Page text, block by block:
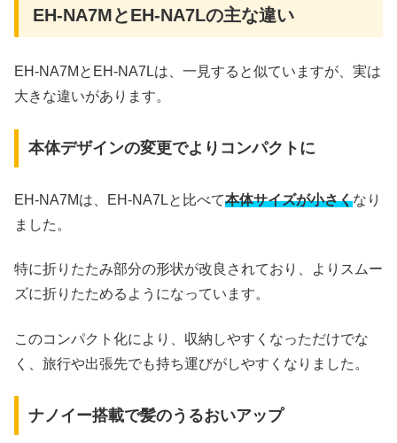
EH-NA7MとEH-NA7Lの主な違い
EH-NA7MとEH-NA7Lは、一見すると似ていますが、実は
大きな違いがあります。
本体デザインの変更でよりコンパクトに
EH-NA7Mは、EH-NA7Lと比べて本体サイズが小さくなり
ました。
特に折りたたみ部分の形状が改良されており、よりスムー
ズに折りたためるようになっています。
このコンパクト化により、収納しやすくなっただけでな
く、旅行や出張先でも持ち運びがしやすくなりました。
ナノイー搭載で髪のうるおいアップ